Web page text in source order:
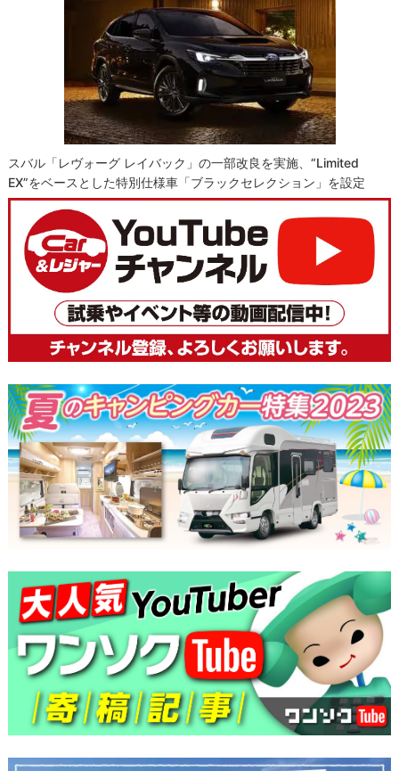
スバル「レヴォーグ レイバック」の一部改良を実施、“Limited
EX”をベースとした特別仕様車「ブラックセレクション」を設定